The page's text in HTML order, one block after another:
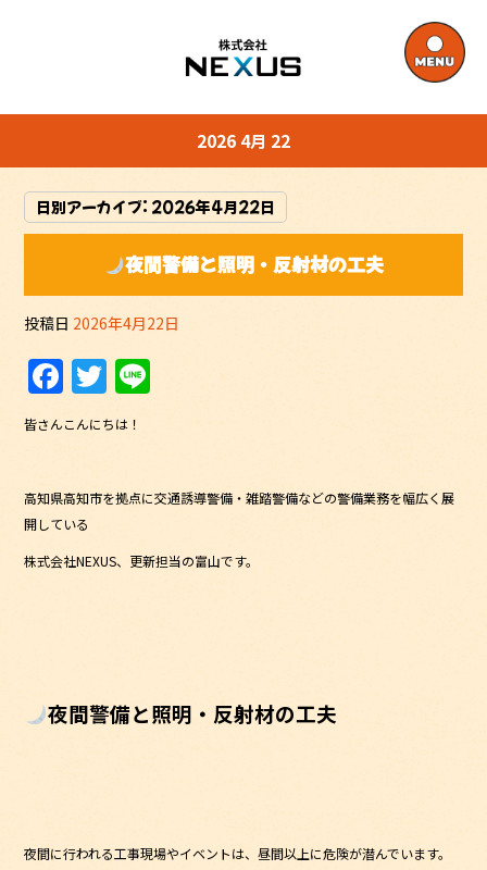
2026 4月 22
日別アーカイブ: 2026年4月22日
夜間警備と照明・反射材の工夫
投稿日 2026年4月22日
F
a
c
e
b
o
o
T
w
itt
er
皆さんこんにちは！
高知県高知市を拠点に交通誘導警備・雑踏警備などの警備業務を幅広く展
開している
株式会社NEXUS、更新担当の富山です。
夜間警備と照明・反射材の工夫
夜間に行われる工事現場やイベントは、昼間以上に危険が潜んでいます。